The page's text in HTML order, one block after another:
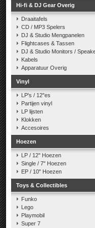
Hi-fi & DJ Gear Overig
Draaitafels
CD / MP3 Spelers
DJ & Studio Mengpanelen
Flightcases & Tassen
DJ & Studio Monitors /
Kabels
Apparatuur Overig
Vinyl
LP's / 12"es
Partijen vinyl
LP lijsten
Klokken
Accesoires
Hoezen
LP / 12" Hoezen
Single / 7" Hoezen
EP / 10" Hoezen
Toys & Collectibles
Funko
Lego
Playmobil
Super 7